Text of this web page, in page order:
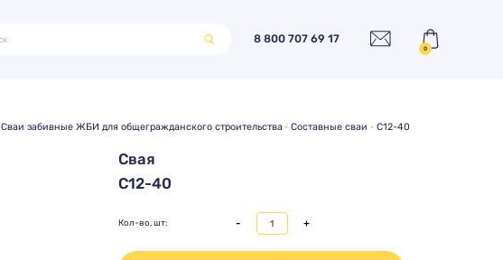
8 800 707 69 17
0
Сваи забивные ЖБИ для общегражданского строительства Составные сваи С12-40
Свая
С12-40
Кол-во, шт: - +